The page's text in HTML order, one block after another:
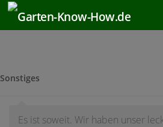
Zum Inhalt springen
Sonstiges
Es ist soweit. Wir haben unser